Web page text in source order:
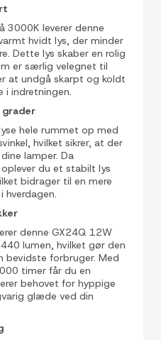
3000K leverer denne
hvidt lys, der minder
Dette lys skaber en rolig
er særlig velegnet til
at undgå skarpt og koldt
i indretningen.
grader
hele rummet op med
hvilket sikrer, at der
lamper. Da
du et stabilt lys
bidrager til en mere
hverdagen.
denne GX24Q 12W
lumen, hvilket gør den
forbruger. Med
timer får du en
behovet for hyppige
glæde ved din